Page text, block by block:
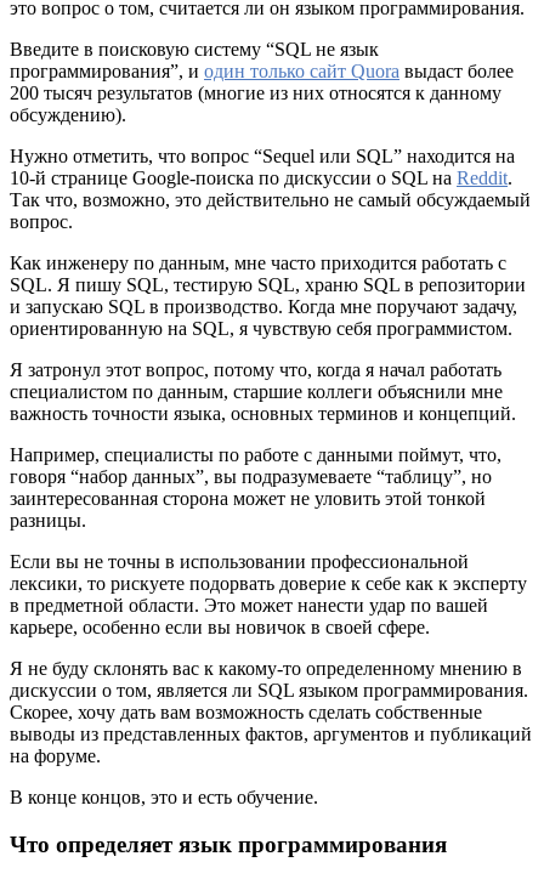
это вопрос о том, считается ли он языком программирования.
Введите в поисковую систему “SQL не язык
программирования”, и один только сайт Quora выдаст более
200 тысяч результатов (многие из них относятся к данному
обсуждению).
Нужно отметить, что вопрос “Sequel или SQL” находится на
10-й странице Google-поиска по дискуссии о SQL на Reddit.
Так что, возможно, это действительно не самый обсуждаемый
вопрос.
Как инженеру по данным, мне часто приходится работать с
SQL. Я пишу SQL, тестирую SQL, храню SQL в репозитории
и запускаю SQL в производство. Когда мне поручают задачу,
ориентированную на SQL, я чувствую себя программистом.
Я затронул этот вопрос, потому что, когда я начал работать
специалистом по данным, старшие коллеги объяснили мне
важность точности языка, основных терминов и концепций.
Например, специалисты по работе с данными поймут, что,
говоря “набор данных”, вы подразумеваете “таблицу”, но
заинтересованная сторона может не уловить этой тонкой
разницы.
Если вы не точны в использовании профессиональной
лексики, то рискуете подорвать доверие к себе как к эксперту
в предметной области. Это может нанести удар по вашей
карьере, особенно если вы новичок в своей сфере.
Я не буду склонять вас к какому-то определенному мнению в
дискуссии о том, является ли SQL языком программирования.
Скорее, хочу дать вам возможность сделать собственные
выводы из представленных фактов, аргументов и публикаций
на форуме.
В конце концов, это и есть обучение.
Что определяет язык программирования